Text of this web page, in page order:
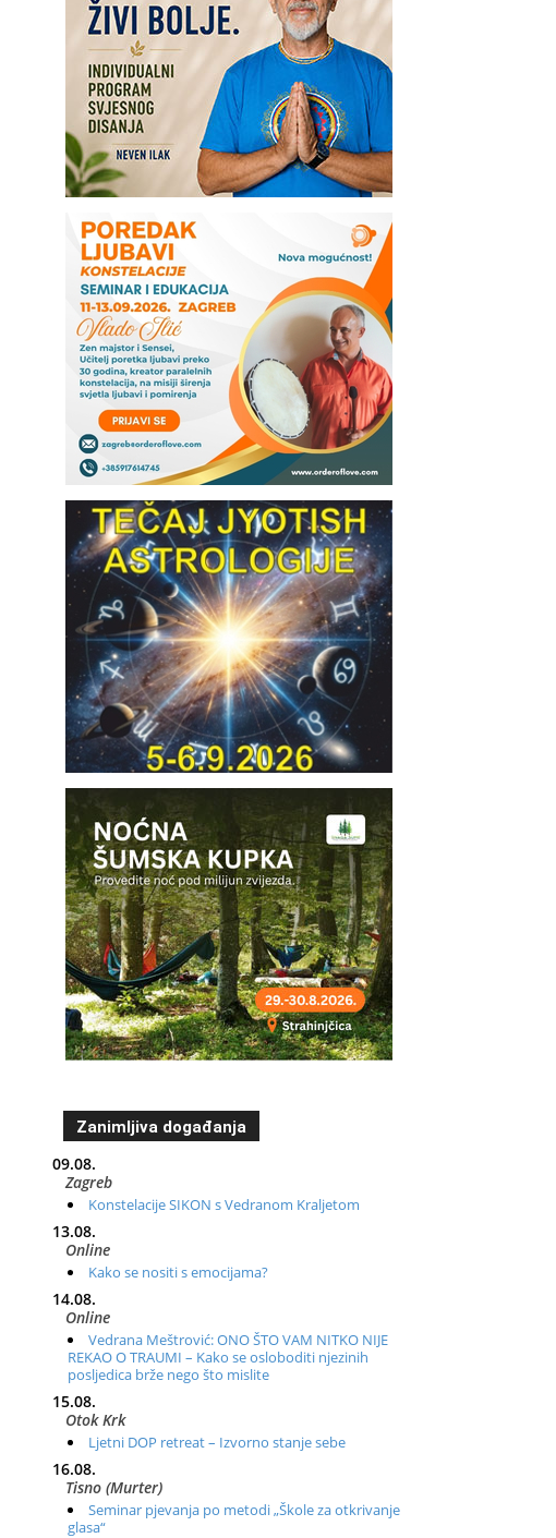
Zanimljiva događanja
09.08.
Zagreb
Konstelacije SIKON s Vedranom Kraljetom
13.08.
Online
Kako se nositi s emocijama?
14.08.
Online
Vedrana Meštrović: ONO ŠTO VAM NITKO NIJE
REKAO O TRAUMI – Kako se osloboditi njezinih
posljedica brže nego što mislite
15.08.
Otok Krk
Ljetni DOP retreat – Izvorno stanje sebe
16.08.
Tisno (Murter)
Seminar pjevanja po metodi „Škole za otkrivanje
glasa“